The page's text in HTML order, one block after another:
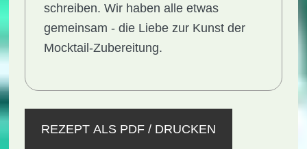
schreiben. Wir haben alle etwas
gemeinsam - die Liebe zur Kunst der
Mocktail-Zubereitung.
REZEPT ALS PDF / DRUCKEN